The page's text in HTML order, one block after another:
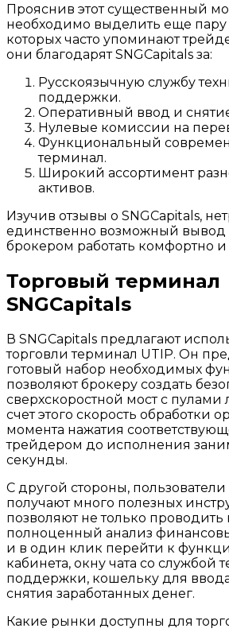
Прояснив этот существенный
необходимо выделить еще пару
которых часто упоминают
они благодарят SNGCapitals за:
Русскоязычную службу
поддержки.
Оперативный ввод и
Нулевые комиссии на
Функциональный
терминал.
Широкий ассортимент
активов.
Изучив отзывы о SNGCapitals,
единственно возможный вывод
брокером работать комфортно и
Торговый терминал
SNGCapitals
В SNGCapitals предлагают
торговли терминал UTIP. Он
готовый набор необходимых
позволяют брокеру создать
сверхскоростной мост с пулами
счет этого скорость обработки
момента нажатия
трейдером до исполнения
секунды.
С другой стороны, пользователи
получают много полезных
позволяют не только
полноценный анализ
и в один клик перейти к
кабинета, окну чата со службой
поддержки, кошельку для
снятия заработанных денег.
Какие рынки доступны для